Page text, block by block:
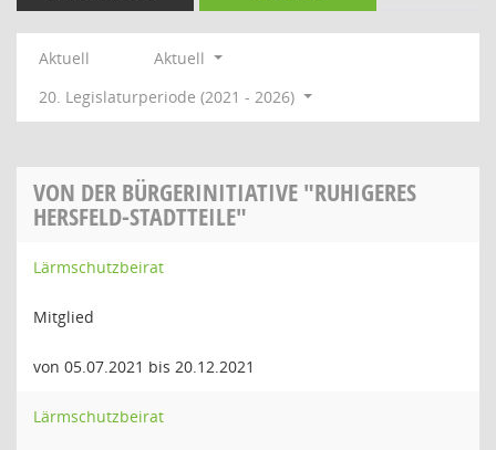
Aktuell
Aktuell
20. Legislaturperiode (2021 - 2026)
VON DER BÜRGERINITIATIVE "RUHIGERES
HERSFELD-STADTTEILE"
Lärmschutzbeirat
Mitglied
von 05.07.2021 bis 20.12.2021
Lärmschutzbeirat